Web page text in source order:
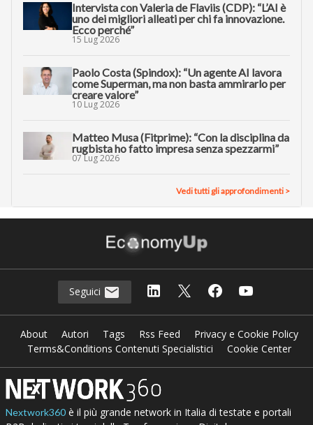
Intervista con Valeria de Flaviis (CDP): “L’AI è
uno dei migliori alleati per chi fa innovazione.
Ecco perché”
15 Lug 2026
Paolo Costa (Spindox): “Un agente AI lavora
come Superman, ma non basta ammirarlo per
creare valore”
10 Lug 2026
Matteo Musa (Fitprime): “Con la disciplina da
rugbista ho fatto impresa senza spezzarmi”
07 Lug 2026
Vedi tutti gli approfondimenti >
Seguici
About Autori Tags Rss Feed
Privacy e Cookie Policy
Terms&Conditions Contenuti Specialistici
Cookie Center
Nextwork360è il più grande network in Italia di testate e portali